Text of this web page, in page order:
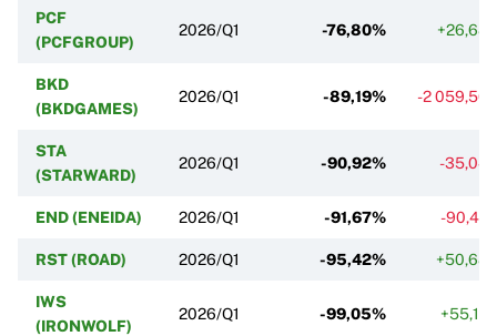
PCF
(PCFGROUP)
2026/Q1 -76,80%
BKD
(BKDGAMES)
2026/Q1 -89,19% -2
STA
(STARWARD)
2026/Q1 -90,92% -
END (ENEIDA) 2026/Q1 -91,67% -
RST (ROAD) 2026/Q1 -95,42%
IWS
(IRONWOLF)
2026/Q1 -99,05%